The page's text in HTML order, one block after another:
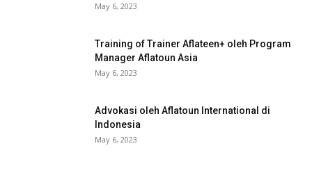
May 6, 2023
Training of Trainer Aflateen+ oleh Program
Manager Aflatoun Asia
May 6, 2023
Advokasi oleh Aflatoun International di
Indonesia
May 6, 2023